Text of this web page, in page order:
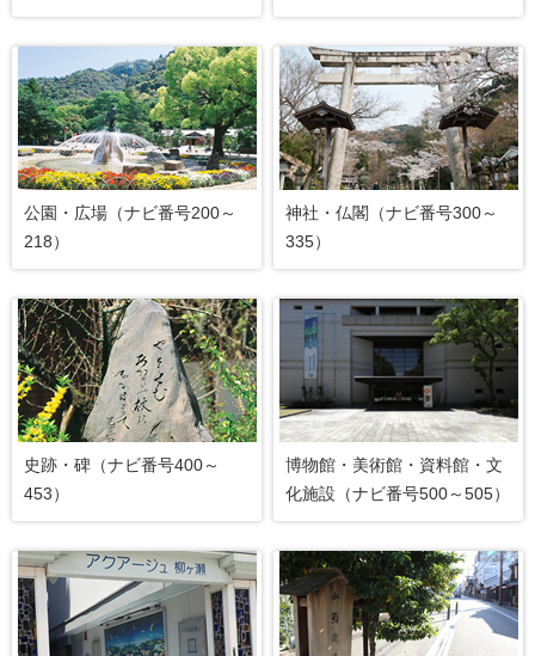
公園・広場（ナビ番号200～
218）
神社・仏閣（ナビ番号300～
335）
史跡・碑（ナビ番号400～
453）
博物館・美術館・資料館・文
化施設（ナビ番号500～505）